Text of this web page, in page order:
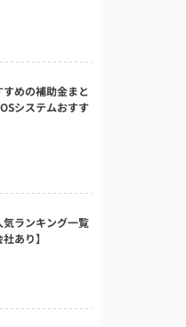
めの補助金まと
システムおすす
気ランキング一覧
あり】